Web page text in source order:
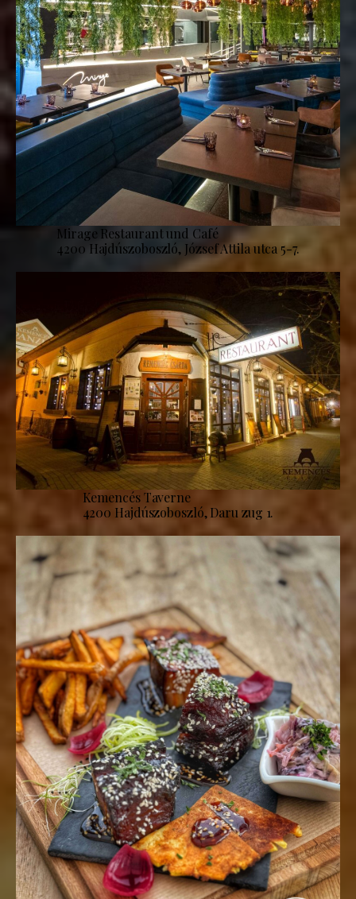
Mirage Restaurant und Café
4200 Hajdúszoboszló, József Attila utca 5-7.
Kemencés Taverne
4200 Hajdúszoboszló, Daru zug 1.